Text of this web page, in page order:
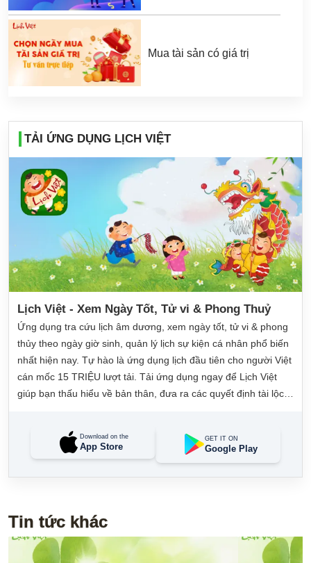
Mua tài sản có giá trị
TẢI ỨNG DỤNG LỊCH VIỆT
Lịch Việt - Xem Ngày Tốt, Tử vi & Phong Thuỷ
Ứng dụng tra cứu lịch âm dương, xem ngày tốt, tử vi & phong
thủy theo ngày giờ sinh, quản lý lịch sự kiện cá nhân phổ biến
nhất hiện nay. Tự hào là ứng dụng lịch đầu tiên cho người Việt
cán mốc 15 TRIỆU lượt tải. Tải ứng dụng ngay để Lịch Việt
giúp bạn thấu hiểu về bản thân, đưa ra các quyết định tài lộc,
Download on the
App Store
GET IT ON
Google Play
Tin tức khác